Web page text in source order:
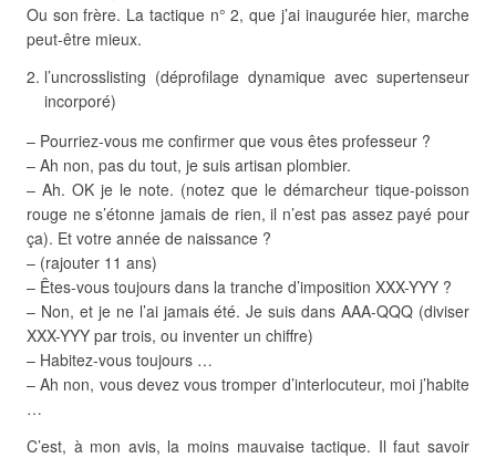
Ou son frère. La tactique n° 2, que j’ai inaugurée hier, marche
peut-être mieux.
l’uncrosslisting (déprofilage dynamique avec supertenseur
incorporé)
– Pourriez-vous me confirmer que vous êtes professeur ?
– Ah non, pas du tout, je suis artisan plombier.
– Ah. OK je le note. (notez que le démarcheur tique-poisson
rouge ne s’étonne jamais de rien, il n’est pas assez payé pour
ça). Et votre année de naissance ?
– (rajouter 11 ans)
– Êtes-vous toujours dans la tranche d’imposition XXX-YYY ?
– Non, et je ne l’ai jamais été. Je suis dans AAA-QQQ (diviser
XXX-YYY par trois, ou inventer un chiffre)
– Habitez-vous toujours …
– Ah non, vous devez vous tromper d’interlocuteur, moi j’habite
…
C’est, à mon avis, la moins mauvaise tactique. Il faut savoir